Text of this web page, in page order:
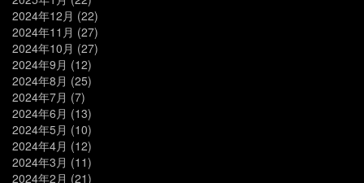
2024年12月 (22)
2024年11月 (27)
2024年10月 (27)
2024年9月 (12)
2024年8月 (25)
2024年7月 (7)
2024年6月 (13)
2024年5月 (10)
2024年4月 (12)
2024年3月 (11)
2024年2月 (21)